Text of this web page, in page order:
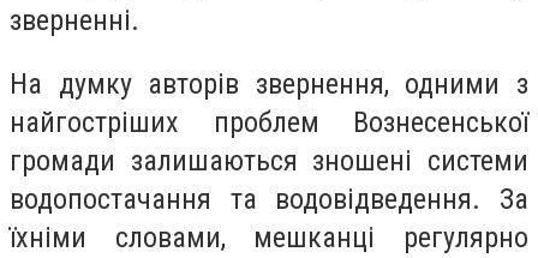
зверненні.
На думку авторів звернення, одними з
найгостріших проблем Вознесенської
громади залишаються зношені системи
водопостачання та водовідведення. За
їхніми словами, мешканці регулярно